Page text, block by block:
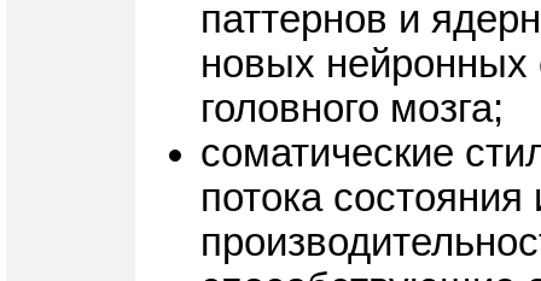
паттернов и
новых нейронных
головного мозга;
соматические
потока